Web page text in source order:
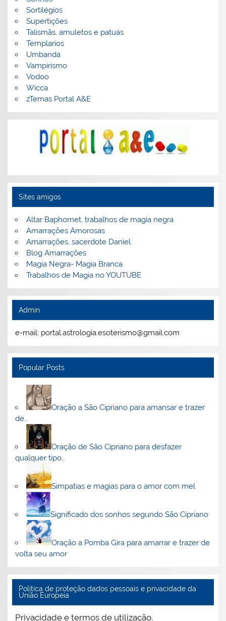
Sortilégios
Supertições
Talismãs, amuletos e patuás
Templarios
Umbanda
Vampirismo
Vodoo
Wicca
zTemas Portal A&E
Sites amigos
Altar Baphomet, trabalhos de magia negra
Amarrações Amorosas
Amarrações, sacerdote Daniel
Blog Amarrações
Magia Negra- Magia Branca
Trabalhos de Magia no YOUTUBE
Admin
e-mail: portal.astrologia.esoterismo@gmail.com
Popular Posts
Oração a São Cipriano para amansar e trazer
de…
Oração de São Cipriano para desfazer
qualquer tipo…
Simpatias e magias para o amor com mel
Significado dos sonhos segundo São Cipriano
Oração a Pomba Gira para amarrar e trazer de
volta seu amor
Politica de proteção dados pessoais e privacidade da
União Europeia
Privacidade e termos de utilização.